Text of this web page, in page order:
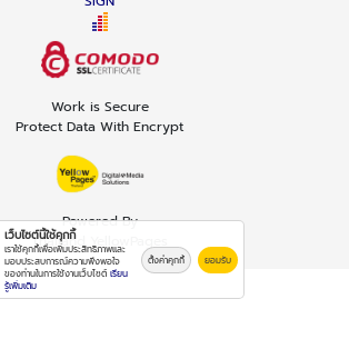
Work is Secure
Protect Data With Encrypt
Powered By
Thailand YellowPages
เว็บไซต์นี้ใช้คุกกี้
เราใช้คุกกี้เพื่อเพิ่มประสิทธิภาพและ
มอบประสบการณ์ความพึงพอใจ
ของท่านในการใช้งานเว็บไซต์ เรียน
รู้เพิ่มเติม
ตั้งค่าคุกกี้ ยอมรับ